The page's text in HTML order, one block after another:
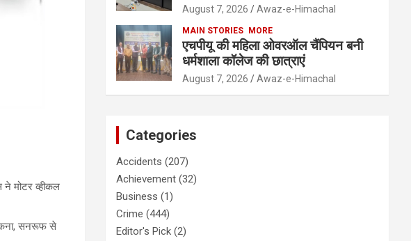
ने मोटर व्हीकल
सनरूफ से
August 7, 2026 Awaz-e-Himachal
MAIN STORIES MORE
एचपीयू की महिला ओवरऑल चैंपियन बनी
धर्मशाला कॉलेज की छात्राएं
August 7, 2026 Awaz-e-Himachal
Categories
Accidents (207)
Achievement (32)
Business (1)
Crime (444)
Editor's Pick (2)